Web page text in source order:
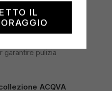
impatto
pulizia
ACQVA
IL